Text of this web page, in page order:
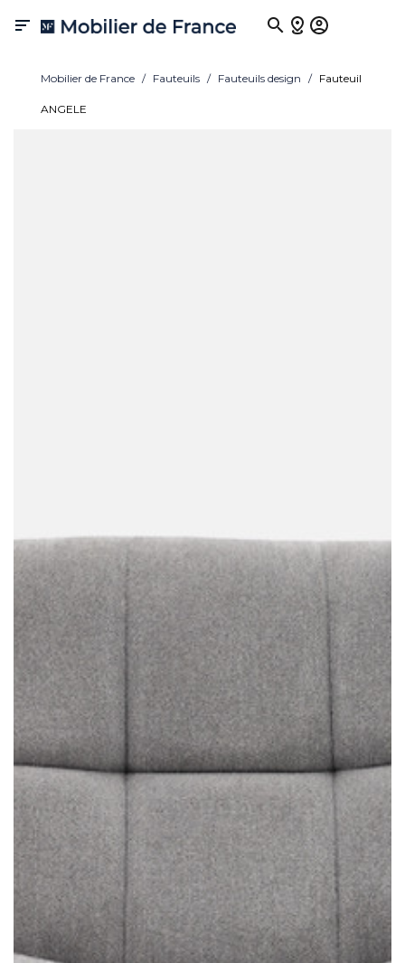

Mobilier de France Fauteuils Fauteuils design Fauteuil
ANGELE